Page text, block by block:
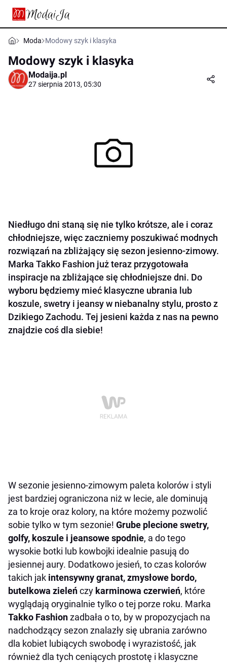
Moda Modowy szyk i klasyka
Modowy szyk i klasyka
Modaija.pl
27 sierpnia 2013, 05:30
Niedługo dni staną się nie tylko krótsze, ale i coraz
chłodniejsze, więc zaczniemy poszukiwać modnych
rozwiązań na zbliżający się sezon jesienno-zimowy.
Marka Takko Fashion już teraz przygotowała
inspiracje na zbliżające się chłodniejsze dni. Do
wyboru będziemy mieć klasyczne ubrania lub
koszule, swetry i jeansy w niebanalny stylu, prosto z
Dzikiego Zachodu. Tej jesieni każda z nas na pewno
znajdzie coś dla siebie!
W sezonie jesienno-zimowym paleta kolorów i styli
jest bardziej ograniczona niż w lecie, ale dominują
za to kroje oraz kolory, na które możemy pozwolić
sobie tylko w tym sezonie! Grube plecione swetry,
golfy, koszule i jeansowe spodnie, a do tego
wysokie botki lub kowbojki idealnie pasują do
jesiennej aury. Dodatkowo jesień, to czas kolorów
takich jak intensywny granat, zmysłowe bordo,
butelkowa zieleńczy karminowa czerwień, które
wyglądają oryginalnie tylko o tej porze roku. Marka
Takko Fashionzadbała o to, by w propozycjach na
nadchodzący sezon znalazły się ubrania zarówno
dla kobiet lubiących swobodę i wyrazistość, jak
również dla tych ceniących prostotę i klasyczne